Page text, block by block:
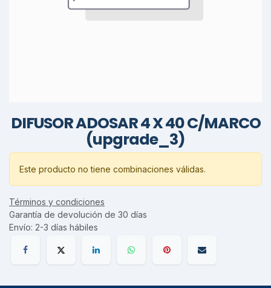
DIFUSOR ADOSAR 4 X 40 C/MARCO
(upgrade_3)
Este producto no tiene combinaciones válidas.
Términos y condiciones
Garantía de devolución de 30 días
Envío: 2-3 días hábiles